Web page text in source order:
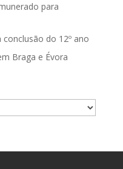
para
conclusão do 12º ano
Braga e Évora